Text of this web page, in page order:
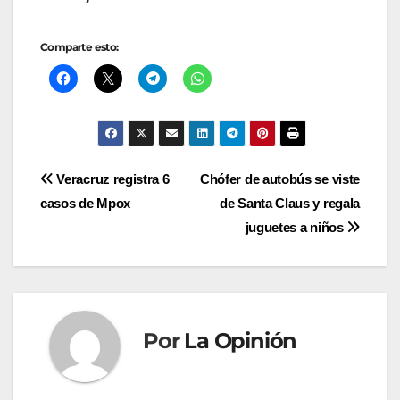
Comparte esto:
Navegación
entradas
Chófer de autobús se viste
de Santa Claus y regala
juguetes a niños
Veracruz registra 6
casos de Mpox
Por La Opinión